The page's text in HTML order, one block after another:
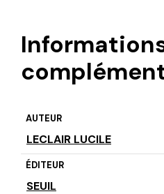
AUTEUR
LECLAIR LUCILE
ÉDITEUR
SEUIL